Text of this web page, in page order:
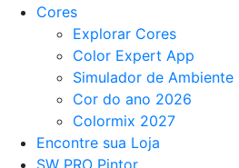
Cores
Explorar Cores
Color Expert App
Simulador de Ambiente
Cor do ano 2026
Colormix 2027
Encontre sua Loja
SW PRO Pintor